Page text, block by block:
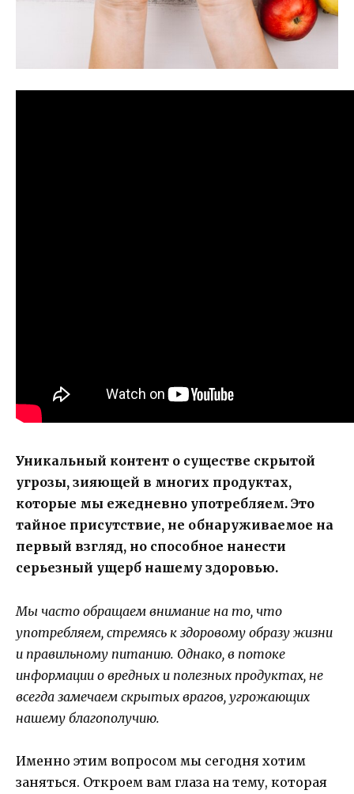
Уникальный контент о существе скрытой
угрозы, зияющей в многих продуктах,
которые мы ежедневно употребляем. Это
тайное присутствие, не обнаруживаемое на
первый взгляд, но способное нанести
серьезный ущерб нашему здоровью.
Мы часто обращаем внимание на то, что
употребляем, стремясь к здоровому образу жизни
и правильному питанию. Однако, в потоке
информации о вредных и полезных продуктах, не
всегда замечаем скрытых врагов, угрожающих
нашему благополучию.
Именно этим вопросом мы сегодня хотим
заняться. Откроем вам глаза на тему, которая